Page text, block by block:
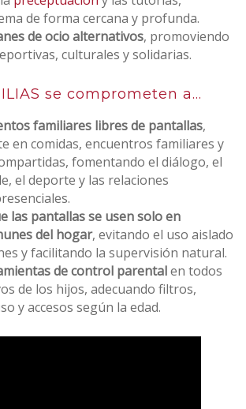
de forma cercana y profunda.
de ocio alternativos, promoviendo
culturales y solidarias.
se comprometen a...
familiares libres de pantallas,
en comidas, encuentros familiares y
fomentando el diálogo, el
el deporte y las relaciones
las pantallas se usen solo en
del hogar, evitando el uso aislado
y facilitando la supervisión natural.
de control parentalen todos
de los hijos, adecuando filtros,
y accesos según la edad.